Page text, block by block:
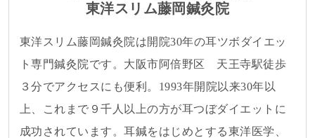
東洋スリム藤岡鍼灸院
東洋スリム藤岡鍼灸院は開院30年の耳ツボダイエッ
ト専門鍼灸院です。大阪市阿倍野区 天王寺駅徒歩
３分でアクセスにも便利。1993年開院以来30年以
上、これまで９千人以上の方が耳つぼダイエットに
成功されています。耳鍼をはじめとする東洋医学、